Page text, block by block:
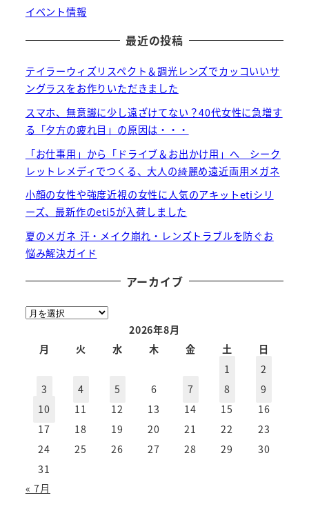
イベント情報
最近の投稿
テイラーウィズリスペクト＆調光レンズでカッコいいサ
ングラスをお作りいただきました
スマホ、無意識に少し遠ざけてない？40代女性に急増す
る「夕方の疲れ目」の原因は・・・
「お仕事用」から「ドライブ＆お出かけ用」へ シーク
レットレメディでつくる、大人の綺麗め遠近両用メガネ
小顔の女性や強度近視の女性に人気のアキットetiシリ
ーズ、最新作のeti5が入荷しました
夏のメガネ 汗・メイク崩れ・レンズトラブルを防ぐお
悩み解決ガイド
アーカイブ
ア
2026年8月
月
火 水 木 金 土
日
1
2
3
4 5 6 7 8
9
10
11 12 13 14 15
16
17
18 19 20 21 22
23
24
25 26 27 28 29
30
31
« 7月